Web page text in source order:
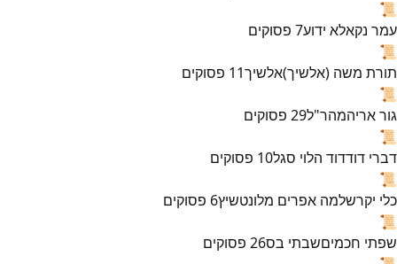
📜
עמר נקאלא ידוע7 פסוקים
📜
תורת משה (אלשיך)אלשיך11 פסוקים
📜
גור אריהמהר"ל29 פסוקים
📜
דברי דודדוד הלוי סגל10 פסוקים
📜
כלי יקרשלמה אפרים מלונטשיץ6 פסוקים
📜
שפתי חכמיםשבתי בס26 פסוקים